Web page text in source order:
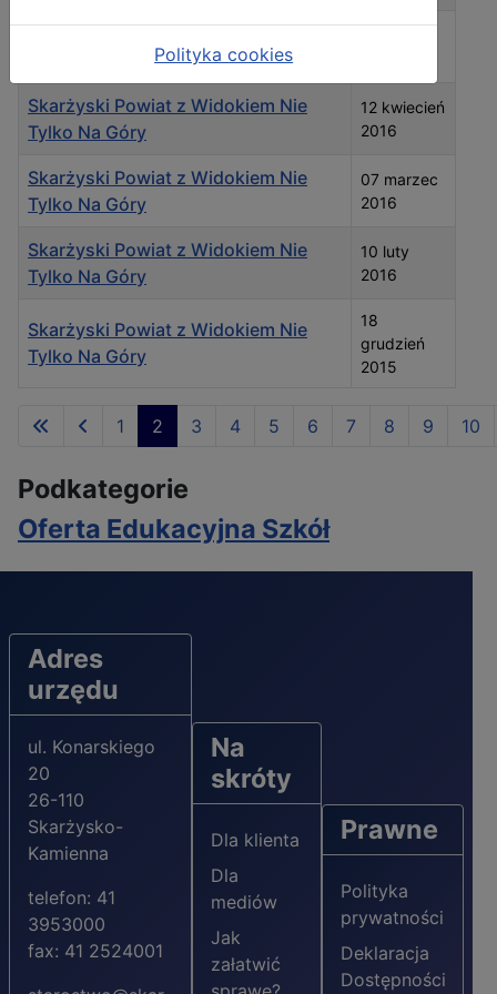
Spis artykułów
Skarżyski Powiat z Widokiem Nie
Skarżyski Powiat z Widokiem Nie
Tylko Na Góry
12 kwiecień
2016
Skarżyski Powiat z Widokiem Nie
Tylko Na Góry
07 marzec
2016
Skarżyski Powiat z Widokiem Nie
Tylko Na Góry
10 luty
2016
Skarżyski Powiat z Widokiem Nie
Tylko Na Góry
18
grudzień
2015
Strona 2 z 10
1 2 3 4 5 6 7 8 9 10
Podkategorie
Oferta Edukacyjna Szkół
Adres
urzędu
ul. Konarskiego
20
26-110
Skarżysko-
Kamienna
telefon: 41
3953000
fax: 41 2524001
Na
skróty
Dla klienta
Dla
mediów
Jak
załatwić
Prawne
Polityka
prywatności
Deklaracja
Dostępności
Polityka cookies